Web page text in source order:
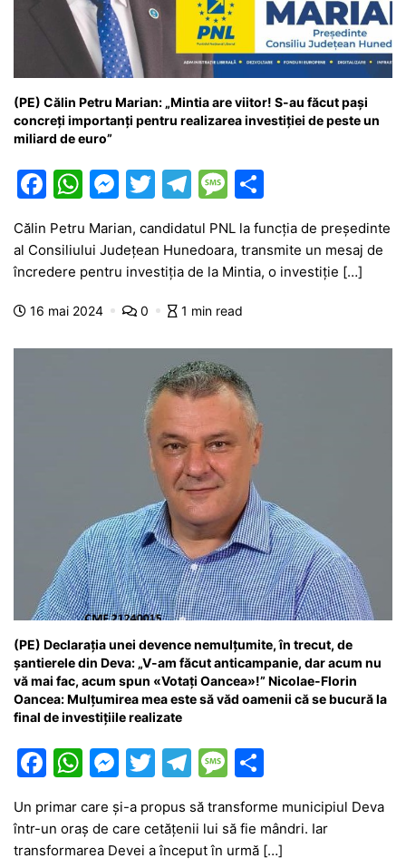
(PE) Călin Petru Marian: „Mintia are viitor! S-au făcut pași
concreți importanți pentru realizarea investiției de peste un
miliard de euro”
F
c
e
b
o
o
W
at
s
A
p
M
s
s
e
n
g
T
itt
er
T
e
gr
a
M
s
s
a
g
e
ta
je
ă
Călin Petru Marian, candidatul PNL la funcția de președinte
al Consiliului Județean Hunedoara, transmite un mesaj de
încredere pentru investiția de la Mintia, o investiție […]
16 mai 2024 0 1 min read
(PE) Declarația unei devence nemulțumite, în trecut, de
șantierele din Deva: „V-am făcut anticampanie, dar acum nu
vă mai fac, acum spun «Votați Oancea»!” Nicolae-Florin
Oancea: Mulțumirea mea este să văd oamenii că se bucură la
final de investițiile realizate
F
c
e
W
at
s
M
s
s
T
itt
er
T
e
gr
M
s
s
ta
je
Un primar care și-a propus să transforme municipiul Deva
într-un oraș de care cetățenii lui să fie mândri. Iar
transformarea Devei a început în urmă […]